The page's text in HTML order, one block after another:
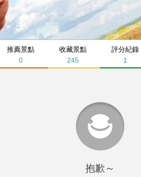
推薦景點
0
收藏景點
245
評分紀錄
1
抱歉～